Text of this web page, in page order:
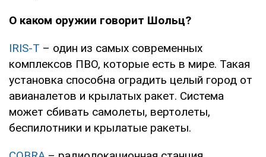
О каком оружии говорит Шольц?
IRIS-T – один из самых современных
комплексов ПВО, которые есть в мире. Такая
установка способна оградить целый город от
авианалетов и крылатых ракет. Система
может сбивать самолеты, вертолеты,
беспилотники и крылатые ракеты.